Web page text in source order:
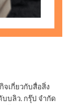
จเกี่ยวกับสื่อสิ่ง
บลิว. กรุ๊ป จำกัด